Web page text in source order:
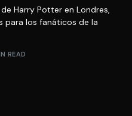
Harry Potter en Londres,
para los fanáticos de la
READ